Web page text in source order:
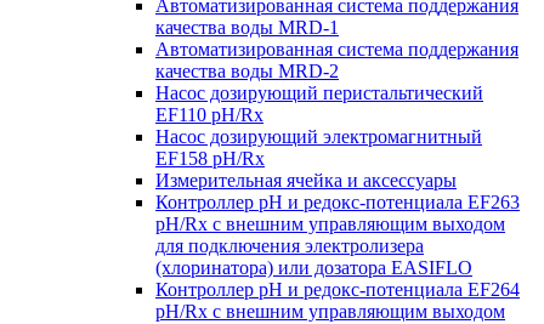
Автоматизированная система поддержания
качества воды MRD-1
Автоматизированная система поддержания
качества воды MRD-2
Насос дозирующий перистальтический
EF110 pH/Rx
Насос дозирующий электромагнитный
EF158 pH/Rx
Измерительная ячейка и аксессуары
Контроллер рН и редокс-потенциала EF263
pH/Rx с внешним управляющим выходом
для подключения электролизера
(хлоринатора) или дозатора EASIFLO
Контроллер рН и редокс-потенциала EF264
pH/Rx с внешним управляющим выходом